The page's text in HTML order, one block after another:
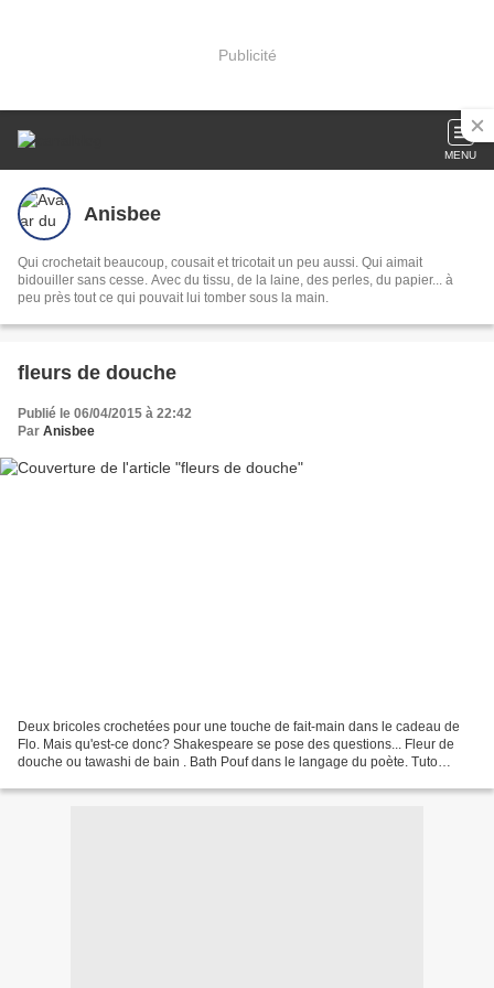
Publicité
MENU
Anisbee
Qui crochetait beaucoup, cousait et tricotait un peu aussi. Qui aimait
bidouiller sans cesse. Avec du tissu, de la laine, des perles, du papier... à
peu près tout ce qui pouvait lui tomber sous la main.
fleurs de douche
Publié le 06/04/2015 à 22:42
Par Anisbee
Deux bricoles crochetées pour une touche de fait-main dans le cadeau de
Flo. Mais qu'est-ce donc? Shakespeare se pose des questions... Fleur de
douche ou tawashi de bain . Bath Pouf dans le langage du poète. Tuto